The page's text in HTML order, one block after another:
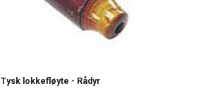
Tysk lokkefløyte - Rådyr